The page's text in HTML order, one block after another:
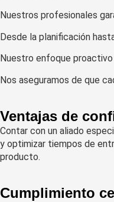
Nuestros profesionales
Desde la planificación
Nuestro enfoque
Nos aseguramos de que
Ventajas de
Contar con un aliado
y optimizar tiempos de
producto.
Cumplimiento